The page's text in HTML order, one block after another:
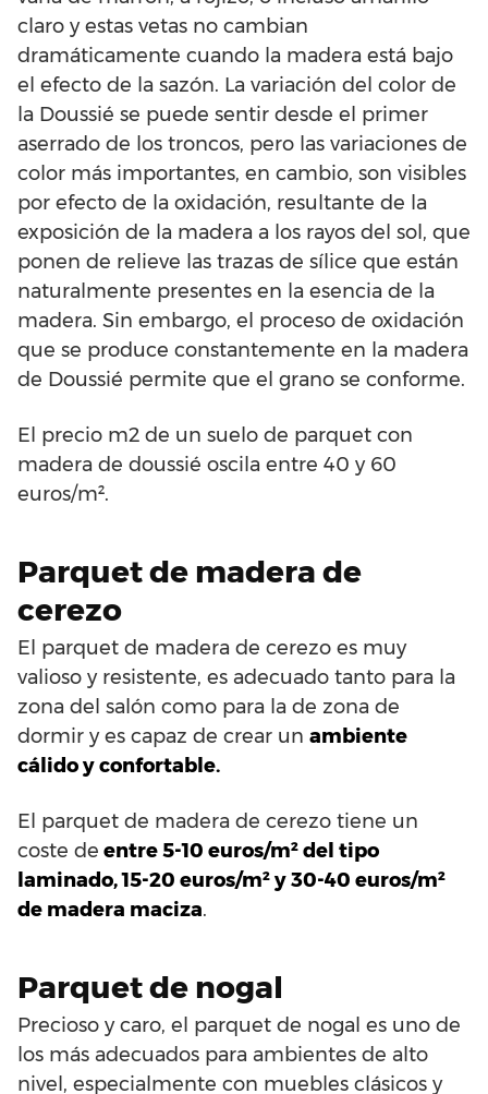
claro y estas vetas no cambian
dramáticamente cuando la madera está bajo
el efecto de la sazón. La variación del color de
la Doussié se puede sentir desde el primer
aserrado de los troncos, pero las variaciones de
color más importantes, en cambio, son visibles
por efecto de la oxidación, resultante de la
exposición de la madera a los rayos del sol, que
ponen de relieve las trazas de sílice que están
naturalmente presentes en la esencia de la
madera. Sin embargo, el proceso de oxidación
que se produce constantemente en la madera
de Doussié permite que el grano se conforme.
El precio m2 de un suelo de parquet con
madera de doussié oscila entre 40 y 60
euros/m².
Parquet de madera de
cerezo
El parquet de madera de cerezo es muy
valioso y resistente, es adecuado tanto para la
zona del salón como para la de zona de
dormir y es capaz de crear un ambiente
cálido y confortable.
El parquet de madera de cerezo tiene un
coste de entre 5-10 euros/m² del tipo
laminado, 15-20 euros/m² y 30-40 euros/m²
de madera maciza.
Parquet de nogal
Precioso y caro, el parquet de nogal es uno de
los más adecuados para ambientes de alto
nivel, especialmente con muebles clásicos y